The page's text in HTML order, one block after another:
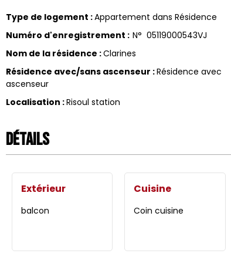
Type de logement :Appartement dans Résidence
Numéro d'enregistrement : N° 05119000543VJ
Nom de la résidence :Clarines
Résidence avec/sans ascenseur :Résidence avec
ascenseur
Localisation :Risoul station
Détails
Extérieur
balcon
Cuisine
Coin cuisine